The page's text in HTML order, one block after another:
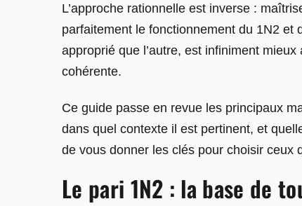
L’approche rationnelle est inverse :
parfaitement le fonctionnement du 1N2 et
approprié que l’autre, est infiniment
cohérente.
Ce guide passe en revue les principaux
dans quel contexte il est pertinent, et
de vous donner les clés pour choisir ceux
Le pari 1N2 : la base de